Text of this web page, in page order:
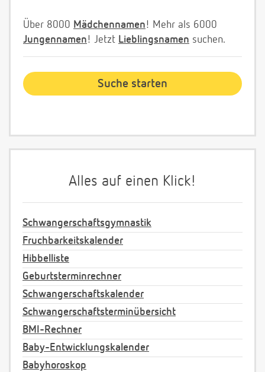
Über 8000 Mädchennamen! Mehr als 6000
Jungennamen! Jetzt Lieblingsnamen suchen.
Alles auf einen Klick!
Schwangerschaftsgymnastik
Fruchbarkeitskalender
Hibbelliste
Geburtsterminrechner
Schwangerschaftskalender
Schwangerschaftsterminübersicht
BMI-Rechner
Baby-Entwicklungskalender
Babyhoroskop